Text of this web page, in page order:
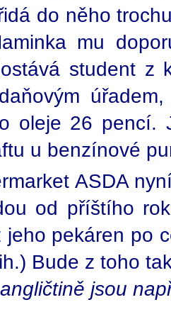
do něho
mu
student z
oleje 26
u benzínové
ASDA
od příštího
jeho pekáren po
Bude z toho
jsou